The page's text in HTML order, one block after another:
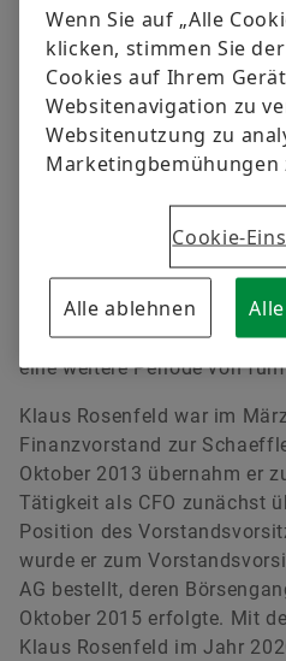
Matthias Herms
Leiter Kommunikation
Klaus Rosenfeld ist seit
Vorstandsvorsitzender
Vertrag um weitere fünf
Integration der Vitesco
wichtige Zukunftsaufgabe
Der Aufsichtsrat der
heutigen Sitzung die
Rosenfeld (57) als
eine weitere Periode von
Klaus Rosenfeld war im
Finanzvorstand zur
Oktober 2013 übernahm er
Tätigkeit als CFO zunächst
Position des
wurde er zum
AG bestellt, deren
Oktober 2015 erfolgte. Mit
Klaus Rosenfeld im Jahr
Wenn Sie auf „Alle
klicken, stimmen Sie
Cookies auf Ihrem
Websitenavigation zu
Websitenutzung zu
Marketingbemühungen
Cookie-
Alle ablehnen